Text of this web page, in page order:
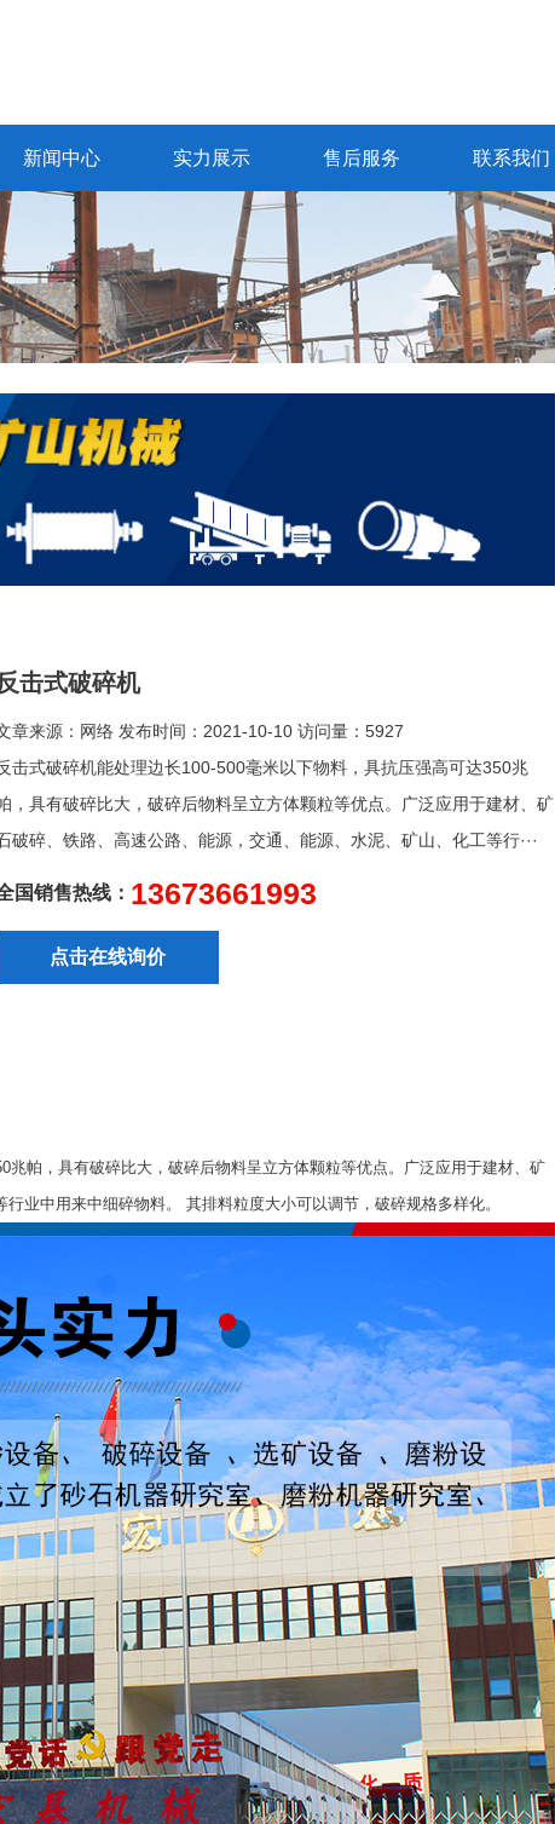
新闻中心 实力展示 售后服务 联系我们
击式破碎机
章来源：网络 发布时间：2021-10-10 访问量：5927
击式破碎机能处理边长100-500毫米以下物料，具抗压强高可达350兆
，具有破碎比大，破碎后物料呈立方体颗粒等优点。广泛应用于建材、矿
破碎、铁路、高速公路、能源，交通、能源、水泥、矿山、化工等行···
国销售热线： 13673661993
点击在线询价
帕，具有破碎比大，破碎后物料呈立方体颗粒等优点。广泛应用于建材、矿
业中用来中细碎物料。 其排料粒度大小可以调节，破碎规格多样化。